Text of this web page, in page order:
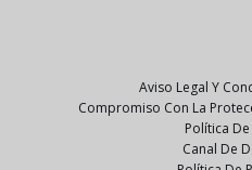
Aviso Legal Y
Compromiso Con La
Política
Canal De